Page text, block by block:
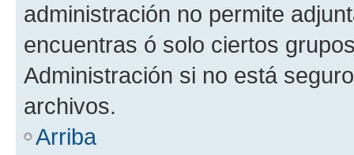
administración no permite
encuentras ó solo ciertos
Administración si no está
archivos.
Arriba